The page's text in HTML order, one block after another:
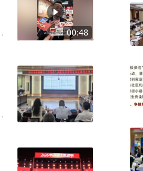
00:48